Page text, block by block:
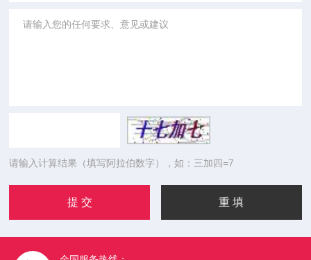
请输入计算结果（填写阿拉伯数字），如：三加四=7